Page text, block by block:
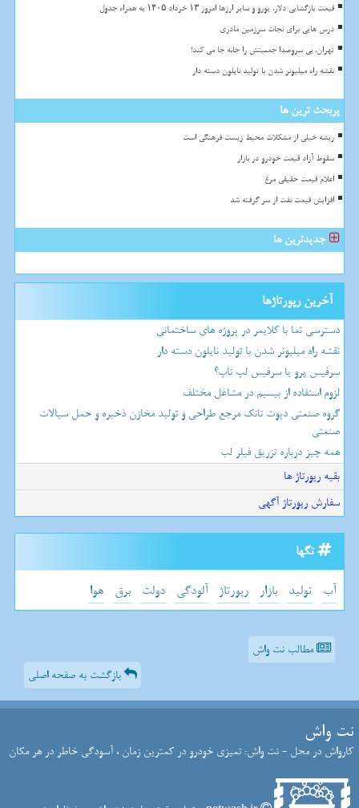
قیمت بازگشایی دلار، یورو و سایر ارزها امروز ۱۳ خرداد ۱۴۰۵ به همراه جدول
درس هایی برای نجات سرزمین مادری
تهران، بی سروصدا جمعیتش را جابه جا می کند!
نقشه راه میلیونر شدن با تولید نایلون دسته دار
پربحث ترین ها
ریشه خیلی از مشکلات محیط زیست فرهنگی است
سقوط آزاد قیمت خودرو در بازار
اعلام قیمت حقیقی مرغ
افزایش قیمت نفت از سر گرفته شد
جدیدترین ها
آخرین رپورتاژها
دسترسی نما با کلایمر در پروژه های ساختمانی
نقشه راه میلیونر شدن با تولید نایلون دسته دار
سرفیس پرو یا سرفیس لپ تاپ؟
لزوم استفاده از بیسیم در مشاغل مختلف
گروه صنعتی دپوت تانک مرجع طراحی و تولید مخازن ذخیره و حمل سیالات
صنعتی
همه چیز درباره تزریق فیلر لب
بقیه رپورتاژ ها
سفارش رپورتاژ آگهی
تگها
آب تولید بازار رپورتاژ آلودگی دولت برق هوا
مطالب نت واش
بازگشت به صفحه اصلی
نت واش
کارواش در محل - نت واش: تمیزی خودرو در کمترین زمان ، آسودگی خاطر در هر مکان